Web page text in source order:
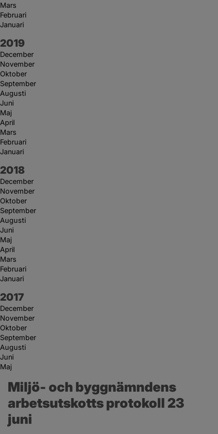
Mars
Februari
Januari
År:
2019
December
November
Oktober
September
Augusti
Juni
Maj
April
Mars
Februari
Januari
År:
2018
December
November
Oktober
September
Augusti
Juni
Maj
April
Mars
Februari
Januari
År:
2017
December
November
Oktober
September
Augusti
Juni
Maj
Miljö- och byggnämndens
arbetsutskotts protokoll 23
juni